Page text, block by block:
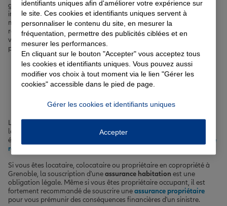
grenoblois et des risques spécifiques liés à la région, comme les
intempéries hivernales ou les risques naturels, nous sommes en
mesure de vous proposer une assurance habitation à Grenoble
répond précisément à vos attentes. N'hésitez pas à prendre rendez-
vous dans l'une de nos agences pour bénéficier de conseils
personnalisés et obtenir un devis adapté à votre profil.
Assurance habitation à
L' assurance habitation
logement et vos biens des risques du quotidien. Elle vous couvre
également en cas de dommages causés à autrui grâce à la
garantie
responsabilité civile
Si vous êtes locataire, colocataire ou propriétaire en copropriété à
Grenoble, la souscription d'uneassurance habitation est une
obligation légale. Même si vous êtes propriétaire occupant, il est
fortement recommandé de souscrire uneassurance propriétaire
pour vous prémunir des conséquences financières d'un sinistre.
identifiants uniques afin d'améliorer votre expérience sur
le site. Ces cookies et identifiants uniques servent à
personnaliser le contenu du site, en mesurer la
fréquentation, permettre des publicités ciblées et en
mesurer les performances.
En cliquant sur le bouton "Accepter" vous acceptez tous
les cookies et identifiants uniques. Vous pouvez aussi
modifier vos choix à tout moment via le lien "Gérer les
cookies" accessible dans le pied de page.
Gérer les cookies et identifiants uniques
Accepter